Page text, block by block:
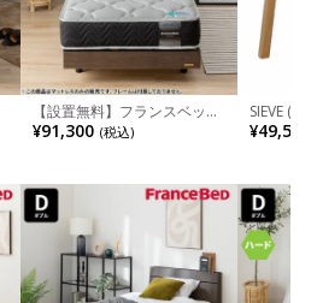
【設置無料】フランスベッド
シングルサイズ マットレス
MH-200ハード 高密度連続ス
ット 日本製
¥91,300 (税込)
SIEVE (
ングテー
製 丸テー
¥49,500